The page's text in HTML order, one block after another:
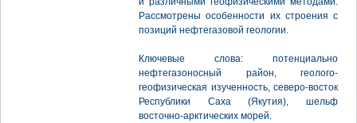
Рассмотрены особенности их строения с
позиций нефтегазовой геологии.
Ключевые слова: потенциально
нефтегазоносный район, геолого-
геофизическая изученность, северо-восток
Республики Саха (Якутия), шельф
восточно-арктических морей.